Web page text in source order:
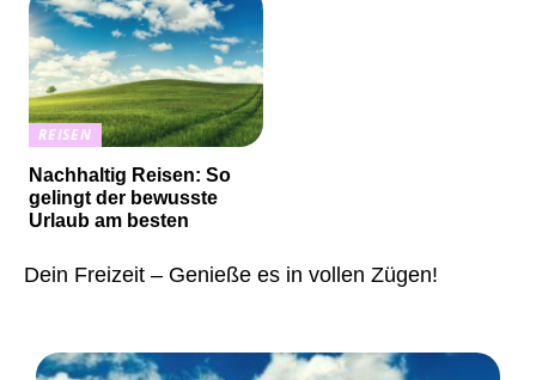
REISEN
Nachhaltig Reisen: So
gelingt der bewusste
Urlaub am besten
Dein Freizeit – Genieße es in vollen Zügen!